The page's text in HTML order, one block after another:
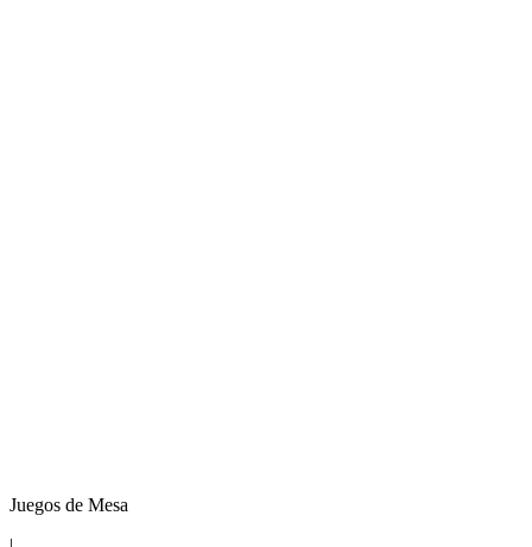
Juegos de Mesa